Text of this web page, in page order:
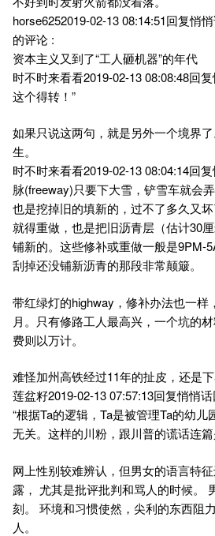
horse6252019-02-13 08:14:51回复悄
的评论 :
资本主义又到了“工人砸机器”的年代
时不时来看看2019-02-13 08:08:48回
这个得转！”
如果只说这两句，就是另外一个境界
生。
时不时来看看2019-02-13 08:04:14回
脉(freeway)只要下大雪，铲雪车就会
也是挖掉旧的填新的，过不了多久又
就得重做，也是把旧沥青层（估计30
铺新的。这些修补或重做一般是9PM-
刮掉还没铺新沥青的那段非常颠簸。
带红绿灯的highway，修补办法也一样
月。只有修路工人最高兴，一个坑的
费则以万计。
难怪加州高铁经过11年的扯皮，还是下
莲盆籽2019-02-13 07:57:13回复悄悄话
“根据Ta的逻辑，Ta是被管理Ta的幼儿
无关。这样的川粉，跟川普的谎话连
网上性别较难辨认，但男女的语言特
露， 尤其是批评批判和骂人的时候。
刻。 环境和习惯使然，尖利的东西阻
人。